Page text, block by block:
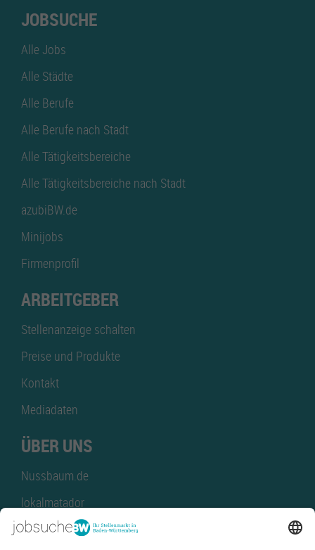
JOBSUCHE
Alle Jobs
Alle Städte
Alle Berufe
Alle Berufe nach Stadt
Alle Tätigkeitsbereiche
Alle Tätigkeitsbereiche nach Stadt
azubiBW.de
Minijobs
Firmenprofil
ARBEITGEBER
Stellenanzeige schalten
Preise und Produkte
Kontakt
Mediadaten
ÜBER UNS
Nussbaum.de
lokalmatador
kaufinBW